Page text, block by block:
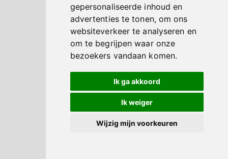
gepersonaliseerde inhoud en
advertenties te tonen, om ons
websiteverkeer te analyseren en
om te begrijpen waar onze
bezoekers vandaan komen.
Ik ga akkoord
Ik weiger
Wijzig mijn voorkeuren